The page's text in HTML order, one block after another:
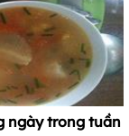
ngày trong tuần